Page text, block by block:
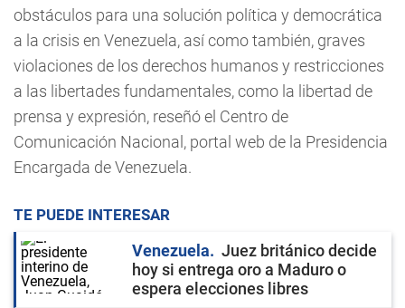
obstáculos para una solución política y democrática
a la crisis en Venezuela, así como también, graves
violaciones de los derechos humanos y restricciones
a las libertades fundamentales, como la libertad de
prensa y expresión, reseñó el Centro de
Comunicación Nacional, portal web de la Presidencia
Encargada de Venezuela.
TE PUEDE INTERESAR
Venezuela
Juez británico decide
hoy si entrega oro a Maduro o
espera elecciones libres